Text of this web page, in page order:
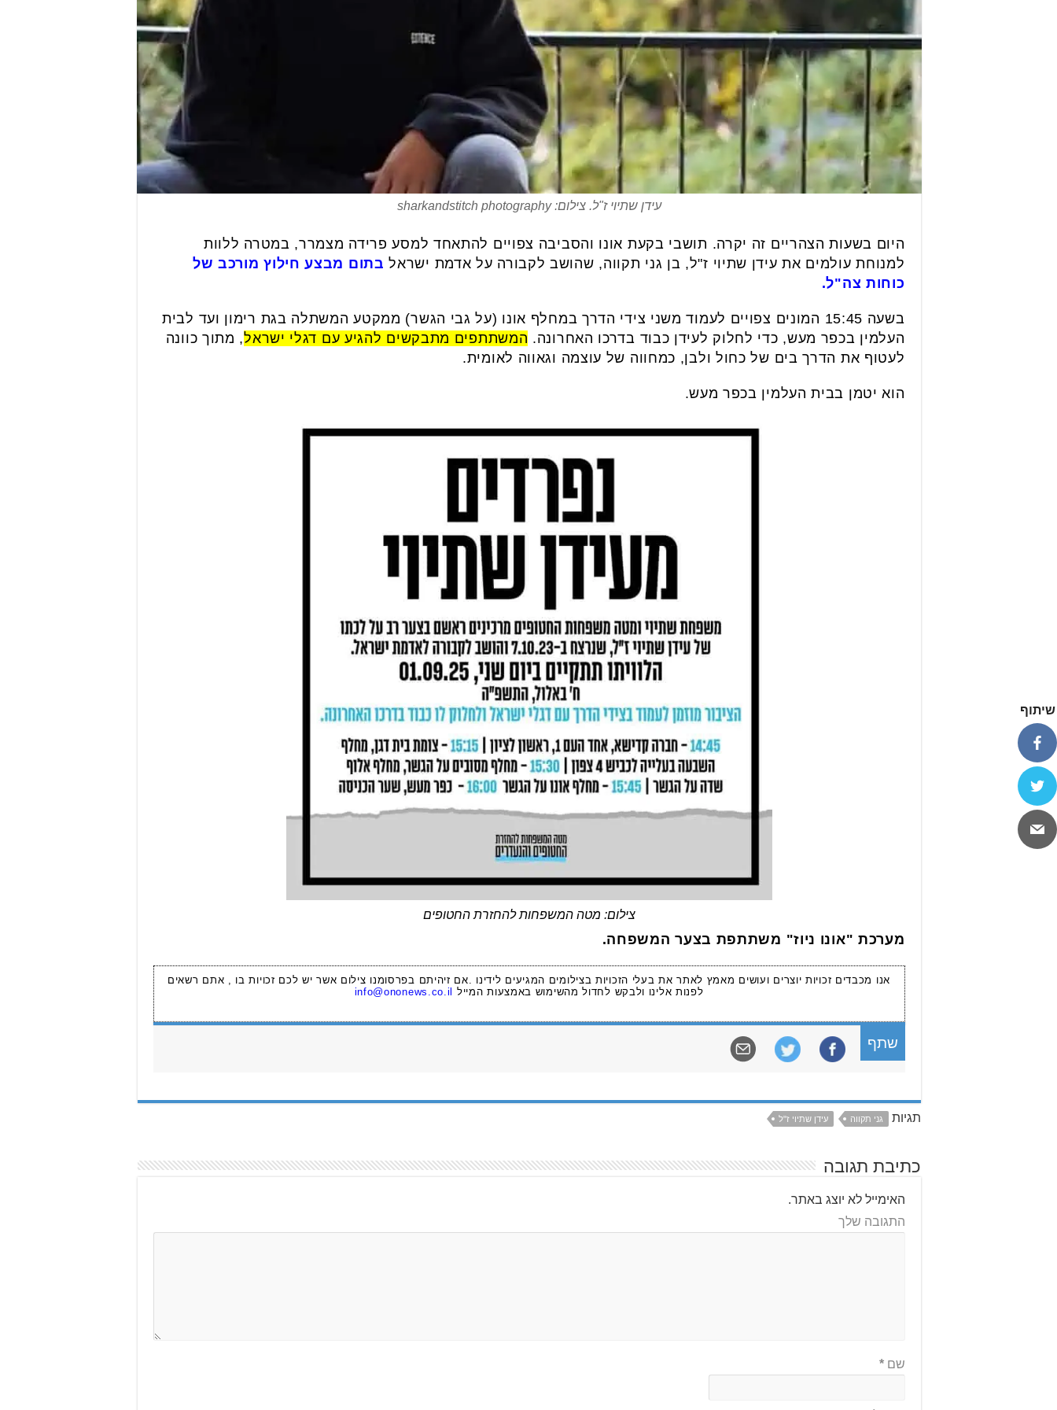
עידן שתיוי ז"ל. צילום: sharkandstitch photography
היום בשעות הצהריים זה יקרה. תושבי בקעת אונו והסביבה צפויים להתאחד למסע פרידה מצמרר, במטרה ללוות
למנוחת עולמים את עידן שתיוי ז"ל, בן גני תקווה, שהושב לקבורה על אדמת ישראל בתום מבצע חילוץ מורכב של
כוחות צה"ל.
בשעה 15:45 המונים צפויים לעמוד משני צידי הדרך במחלף אונו (על גבי הגשר) ממקטע המשתלה בגת רימון ועד לבית
העלמין בכפר מעש, כדי לחלוק לעידן כבוד בדרכו האחרונה. המשתתפים מתבקשים להגיע עם דגלי ישראל, מתוך כוונה
לעטוף את הדרך בים של כחול ולבן, כמחווה של עוצמה וגאווה לאומית.
הוא יטמן בבית העלמין בכפר מעש.
צילום: מטה המשפחות להחזרת החטופים
מערכת "אונו ניוז" משתתפת בצער המשפחה.
אנו מכבדים זכויות יוצרים ועושים מאמץ לאתר את בעלי הזכויות בצילומים המגיעים לידינו .אם זיהיתם בפרסומנו צילום אשר יש לכם זכויות בו , אתם רשאים
לפנות אלינו ולבקש לחדול מהשימוש באמצעות המייל
info@ononews.co.il
שתף
תגיות גני תקווה עידן שתיוי ז"ל
כתיבת תגובה
האימייל לא יוצג באתר.
התגובה שלך
שם*
שיתוף